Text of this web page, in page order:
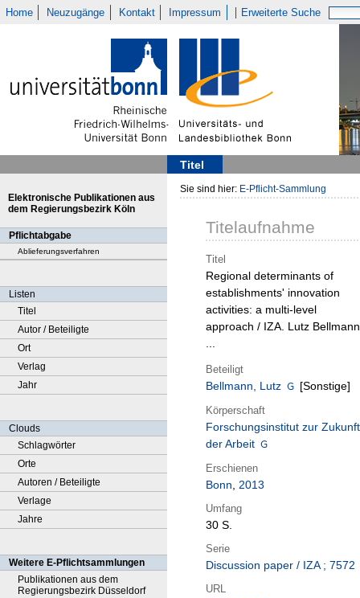
Home Neuzugänge Kontakt Impressum Erweiterte Suche
Titel
Elektronische Publikationen aus
dem Regierungsbezirk Köln
Pflichtabgabe
Ablieferungsverfahren
Listen
Titel
Autor / Beteiligte
Ort
Verlag
Jahr
Clouds
Schlagwörter
Orte
Autoren / Beteiligte
Verlage
Jahre
Weitere E-Pflichtsammlungen
Publikationen aus dem
Regierungsbezirk Düsseldorf
Sie sind hier: E-Pflicht-Sammlung
Titelaufnahme
Titel
Regional determinants of
establishments' innovation
activities: a multi-level
approach / IZA. Lutz Bellmann
...
Beteiligt
Bellmann, Lutz [Sonstige]
Körperschaft
Forschungsinstitut zur Zukunft
der Arbeit
Erschienen
Bonn, 2013
Umfang
30 S.
Serie
Discussion paper / IZA ; 7572
URL